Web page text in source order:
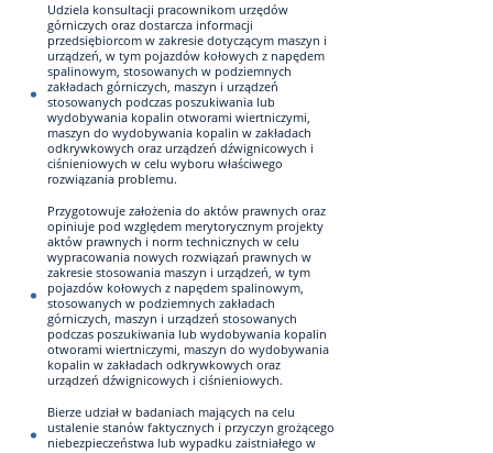
Udziela konsultacji pracownikom urzędów
górniczych oraz dostarcza informacji
przedsiębiorcom w zakresie dotyczącym maszyn i
urządzeń, w tym pojazdów kołowych z napędem
spalinowym, stosowanych w podziemnych
zakładach górniczych, maszyn i urządzeń
stosowanych podczas poszukiwania lub
wydobywania kopalin otworami wiertniczymi,
maszyn do wydobywania kopalin w zakładach
odkrywkowych oraz urządzeń dźwignicowych i
ciśnieniowych w celu wyboru właściwego
rozwiązania problemu.
Przygotowuje założenia do aktów prawnych oraz
opiniuje pod względem merytorycznym projekty
aktów prawnych i norm technicznych w celu
wypracowania nowych rozwiązań prawnych w
zakresie stosowania maszyn i urządzeń, w tym
pojazdów kołowych z napędem spalinowym,
stosowanych w podziemnych zakładach
górniczych, maszyn i urządzeń stosowanych
podczas poszukiwania lub wydobywania kopalin
otworami wiertniczymi, maszyn do wydobywania
kopalin w zakładach odkrywkowych oraz
urządzeń dźwignicowych i ciśnieniowych.
Bierze udział w badaniach mających na celu
ustalenie stanów faktycznych i przyczyn grożącego
niebezpieczeństwa lub wypadku zaistniałego w